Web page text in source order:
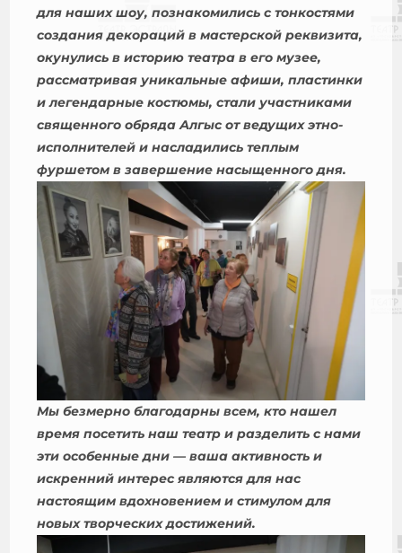
для наших шоу, познакомились с тонкостями
создания декораций в мастерской реквизита,
окунулись в историю театра в его музее,
рассматривая уникальные афиши, пластинки
и легендарные костюмы, стали участниками
священного обряда Алгыс от ведущих этно-
исполнителей и насладились теплым
фуршетом в завершение насыщенного дня.
Мы безмерно благодарны всем, кто нашел
время посетить наш театр и разделить с нами
эти особенные дни — ваша активность и
искренний интерес являются для нас
настоящим вдохновением и стимулом для
новых творческих достижений.